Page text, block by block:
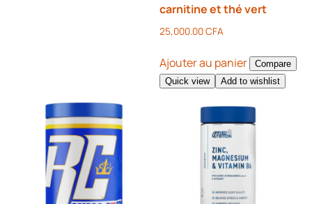
carnitine et thé vert
25,000.00CFA
Ajouter au panier
Compare
Quick view
Add to wishlist